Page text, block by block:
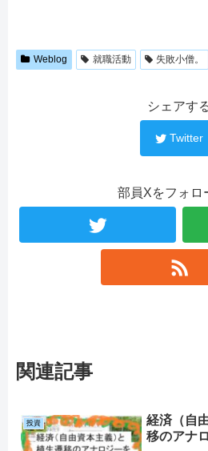
Weblog 就職活動 失敗小僧。
シェアす
Twitter
部員Xをフォロ
関連記事
投資
経済（自
移のアナ